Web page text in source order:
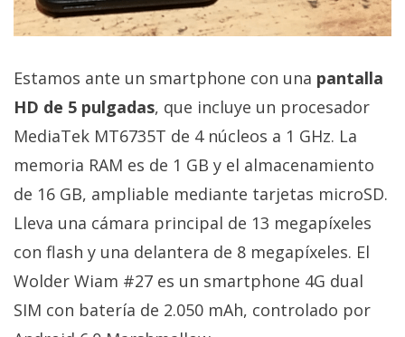
Estamos ante un smartphone con una pantalla
HD de 5 pulgadas, que incluye un procesador
MediaTek MT6735T de 4 núcleos a 1 GHz. La
memoria RAM es de 1 GB y el almacenamiento
de 16 GB, ampliable mediante tarjetas microSD.
Lleva una cámara principal de 13 megapíxeles
con flash y una delantera de 8 megapíxeles. El
Wolder Wiam #27 es un smartphone 4G dual
SIM con batería de 2.050 mAh, controlado por